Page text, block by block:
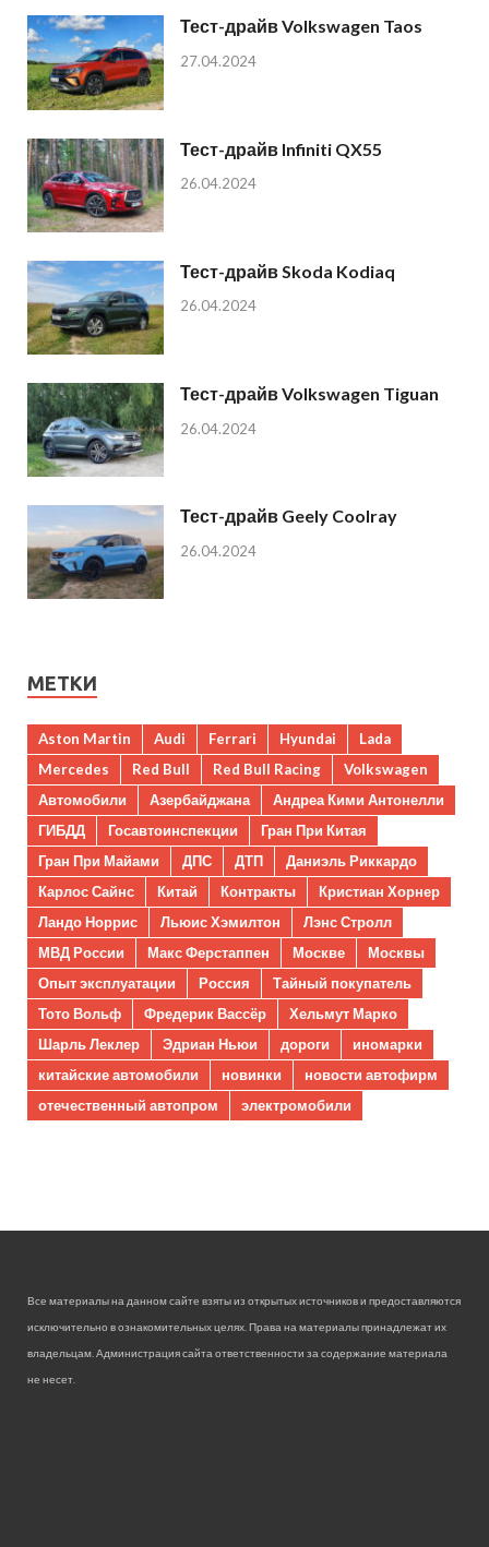
Тест-драйв Volkswagen Taos
27.04.2024
Тест-драйв Infiniti QX55
26.04.2024
Тест-драйв Skoda Kodiaq
26.04.2024
Тест-драйв Volkswagen Tiguan
26.04.2024
Тест-драйв Geely Coolray
26.04.2024
МЕТКИ
Aston Martin Audi Ferrari Hyundai
Lada
Mercedes
Red Bull Red Bull Racing
Volkswagen
Автомобили
Азербайджана
Андреа Кими Антонелли
ГИБДД
Госавтоинспекции
Гран При Китая
Гран При Майами
ДПС ДТП
Даниэль Риккардо
Карлос Сайнс
Китай Контракты
Кристиан Хорнер
Ландо Норрис
Льюис Хэмилтон
Лэнс Стролл
МВД России
Макс Ферстаппен Москве
Москвы
Опыт эксплуатации
Россия
Тайный покупатель
Тото Вольф
Фредерик Вассёр
Хельмут Марко
Шарль Леклер
Эдриан Ньюи дороги
иномарки
китайские автомобили
новинки
новости автофирм
отечественный автопром
электромобили
Все материалы на данном сайте взяты из открытых источников и предоставляются
исключительно в ознакомительных целях. Права на материалы принадлежат их
владельцам. Администрация сайта ответственности за содержание материала
не несет.